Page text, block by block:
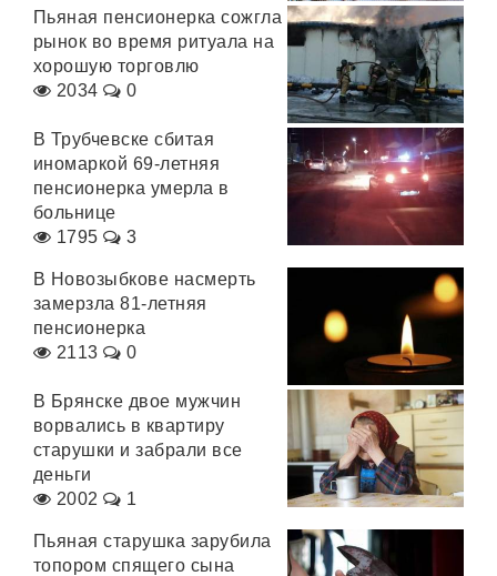
Пьяная пенсионерка сожгла
рынок во время ритуала на
хорошую торговлю
2034
0
В Трубчевске сбитая
иномаркой 69-летняя
пенсионерка умерла в
больнице
1795
3
В Новозыбкове насмерть
замерзла 81-летняя
пенсионерка
2113
0
В Брянске двое мужчин
ворвались в квартиру
старушки и забрали все
деньги
2002
1
Пьяная старушка зарубила
топором спящего сына